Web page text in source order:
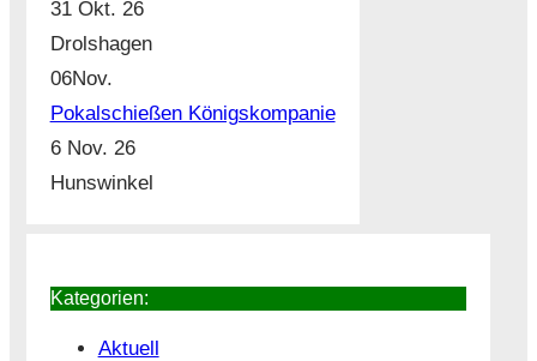
31 Okt. 26
Drolshagen
06Nov.
Pokalschießen Königskompanie
6 Nov. 26
Hunswinkel
Kategorien:
Aktuell